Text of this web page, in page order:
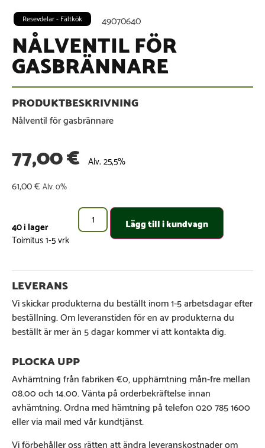
49070640
Resevdelar - Fältkök
NÅLVENTIL FÖR
GASBRÄNNARE
Nålventil för gasbrännare
77,00€ Alv. 25,5%
61,00€ Alv. 0%
40 i lager Lägg till i kundvagn
Vi skickar produkterna du beställt inom 1-5 arbetsdagar efter
beställning. Om leveranstiden för en av produkterna du
beställt är mer än 5 dagar kommer vi att kontakta dig.
Avhämtning från fabriken €0, upphämtning mån-fre mellan
08.00 och 14.00. Vänta på orderbekräftelse innan
avhämtning. Ordna med hämtning på telefon 020 785 1600
eller via mail med vår kundtjänst.
Vi förbehåller oss rätten att ändra leveranskostnader om